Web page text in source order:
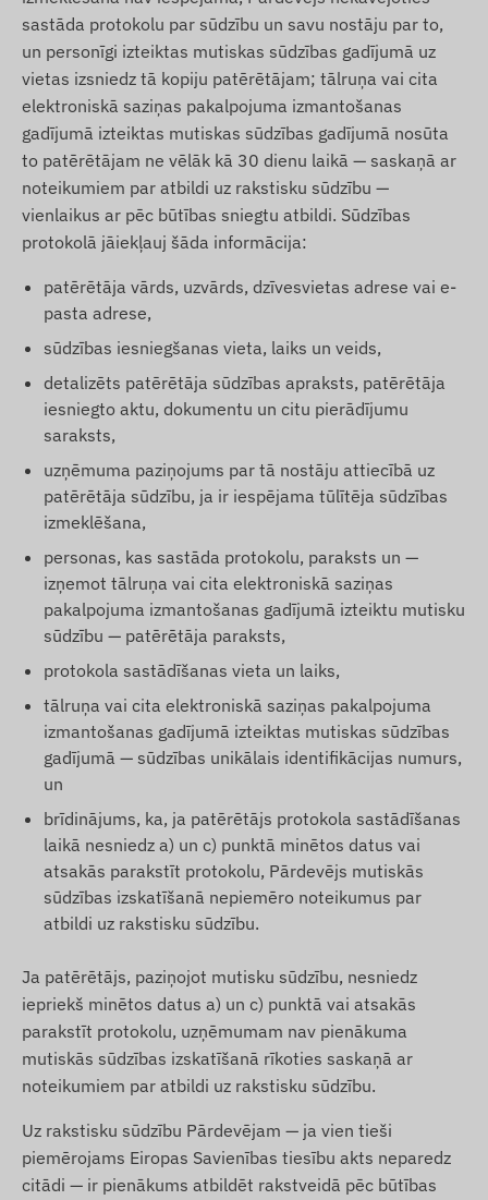
sastāda protokolu par sūdzību un savu nostāju par to,
un personīgi izteiktas mutiskas sūdzības gadījumā uz
vietas izsniedz tā kopiju patērētājam; tālruņa vai cita
elektroniskā saziņas pakalpojuma izmantošanas
gadījumā izteiktas mutiskas sūdzības gadījumā nosūta
to patērētājam ne vēlāk kā 30 dienu laikā — saskaņā ar
noteikumiem par atbildi uz rakstisku sūdzību —
vienlaikus ar pēc būtības sniegtu atbildi. Sūdzības
protokolā jāiekļauj šāda informācija:
patērētāja vārds, uzvārds, dzīvesvietas adrese vai e-
pasta adrese,
sūdzības iesniegšanas vieta, laiks un veids,
detalizēts patērētāja sūdzības apraksts, patērētāja
iesniegto aktu, dokumentu un citu pierādījumu
saraksts,
uzņēmuma paziņojums par tā nostāju attiecībā uz
patērētāja sūdzību, ja ir iespējama tūlītēja sūdzības
izmeklēšana,
personas, kas sastāda protokolu, paraksts un —
izņemot tālruņa vai cita elektroniskā saziņas
pakalpojuma izmantošanas gadījumā izteiktu mutisku
sūdzību — patērētāja paraksts,
protokola sastādīšanas vieta un laiks,
tālruņa vai cita elektroniskā saziņas pakalpojuma
izmantošanas gadījumā izteiktas mutiskas sūdzības
gadījumā — sūdzības unikālais identifikācijas numurs,
un
brīdinājums, ka, ja patērētājs protokola sastādīšanas
laikā nesniedz a) un c) punktā minētos datus vai
atsakās parakstīt protokolu, Pārdevējs mutiskās
sūdzības izskatīšanā nepiemēro noteikumus par
atbildi uz rakstisku sūdzību.
Ja patērētājs, paziņojot mutisku sūdzību, nesniedz
iepriekš minētos datus a) un c) punktā vai atsakās
parakstīt protokolu, uzņēmumam nav pienākuma
mutiskās sūdzības izskatīšanā rīkoties saskaņā ar
noteikumiem par atbildi uz rakstisku sūdzību.
Uz rakstisku sūdzību Pārdevējam — ja vien tieši
piemērojams Eiropas Savienības tiesību akts neparedz
citādi — ir pienākums atbildēt rakstveidā pēc būtības